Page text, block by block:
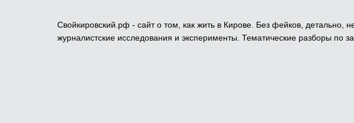
Свойкировский.рф - сайт о том, как жить в Кирове. Без фейков, детально,
журналистские исследования и эксперименты. Тематические разборы